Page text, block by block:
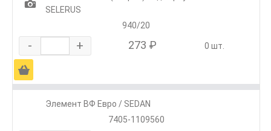
1
SELERUS
940/20
- + 273 ₽ 0 шт.
Ä
Элемент ВФ Евро / SEDAN
7405-1109560